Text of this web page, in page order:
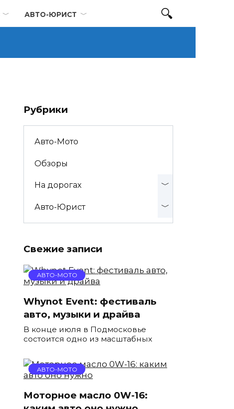
АВТО-ЮРИСТ
Рубрики
Авто-Мото
Обзоры
На дорогах
Авто-Юрист
Свежие записи
АВТО-МОТО
Whynot Event: фестиваль
авто, музыки и драйва
В конце июля в Подмосковье
состоится одно из масштабных
АВТО-МОТО
Моторное масло 0W-16: